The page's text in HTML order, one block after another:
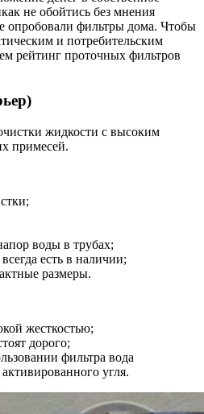
не обойтись без мнения
опробовали фильтры дома. Чтобы
и потребительским
рейтинг проточных фильтров
жидкости с высоким
примесей.
воды в трубах;
есть в наличии;
размеры.
жесткостью;
дорого;
фильтра вода
угля.